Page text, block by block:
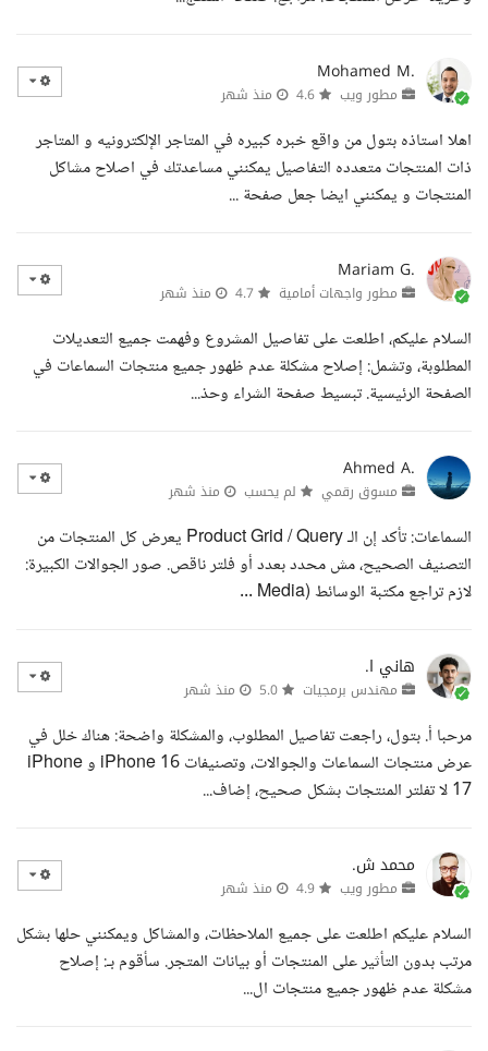
Mohamed M.
مطور ويب منذ شهر
اهلا استاذه بتول من واقع خبره كبيره في المتاجر الإلكترونيه و المتاجر
ذات المنتجات متعدده التفاصيل يمكنني مساعدتك في اصلاح مشاكل
المنتجات و يمكنني ايضا جعل صفحة ...
Mariam G.
مطور واجهات أمامية منذ شهر
السلام عليكم، اطلعت على تفاصيل المشروع وفهمت جميع التعديلات
المطلوبة، وتشمل: إصلاح مشكلة عدم ظهور جميع منتجات السماعات في
الصفحة الرئيسية. تبسيط صفحة الشراء وحذ...
Ahmed A.
مسوق رقمي لم يحسب منذ شهر
السماعات: تأكد إن الـ Product Grid / Query يعرض كل المنتجات من
التصنيف الصحيح، مش محدد بعدد أو فلتر ناقص. صور الجوالات الكبيرة:
لازم تراجع مكتبة الوسائط (Media ...
هاني ا.
مهندس برمجيات منذ شهر
مرحبا أ. بتول، راجعت تفاصيل المطلوب، والمشكلة واضحة: هناك خلل في
عرض منتجات السماعات والجوالات، وتصنيفات iPhone 16 و iPhone
17 لا تفلتر المنتجات بشكل صحيح، إضاف...
محمد ش.
مطور ويب منذ شهر
السلام عليكم اطلعت على جميع الملاحظات، والمشاكل ويمكنني حلها بشكل
مرتب بدون التأثير على المنتجات أو بيانات المتجر. سأقوم بـ: إصلاح
مشكلة عدم ظهور جميع منتجات ال...